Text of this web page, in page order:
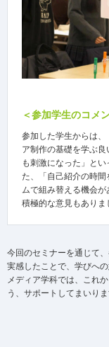
＜参加学生のコメ
参加した学生からは
ア制作の基礎を学ぶ
も刺激になった」と
た、「自己紹介の時
ムで組み替える機会
積極的な意見もありま
今回のセミナーを通じて
実感したことで、学びへ
メディア学科では、これ
う、サポートしてまいりま